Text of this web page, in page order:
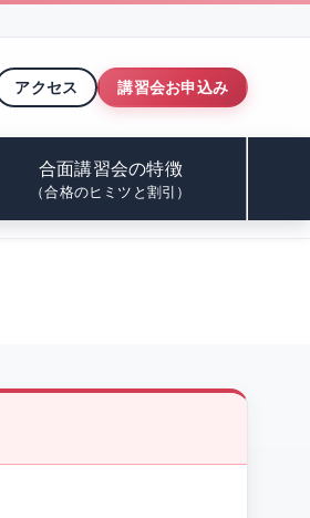
アクセス 講習会お申込み
合面講習会の特徴
（合格のヒミツと割引）